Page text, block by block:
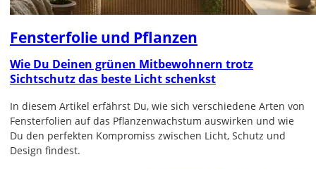
Fensterfolie und Pflanzen
Wie Du Deinen grünen Mitbewohnern trotz
Sichtschutz das beste Licht schenkst
In diesem Artikel erfährst Du, wie sich verschiedene Arten von
Fensterfolien auf das Pflanzenwachstum auswirken und wie
Du den perfekten Kompromiss zwischen Licht, Schutz und
Design findest.